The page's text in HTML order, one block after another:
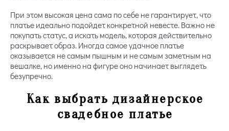
При этом высокая цена сама по себе не гарантирует, что
платье идеально подойдет конкретной невесте. Важно не
покупать статус, а искать модель, которая действительно
раскрывает образ. Иногда самое удачное платье
оказывается не самым пышным и не самым заметным на
вешалке, но именно на фигуре оно начинает выглядеть
безупречно.
Как выбрать дизайнерское
свадебное платье